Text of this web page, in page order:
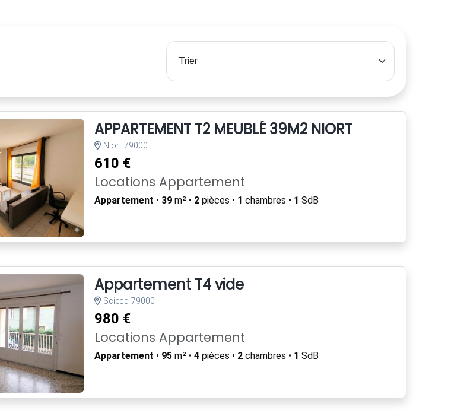
APPARTEMENT T2 MEUBLÉ 39M2 NIORT
Niort 79000
610 €
Locations Appartement
Appartement • 39m² • 2pièces • 1 chambres • 1 SdB
Appartement T4 vide
Sciecq 79000
980 €
Locations Appartement
Appartement • 95m² • 4pièces • 2chambres • 1 SdB